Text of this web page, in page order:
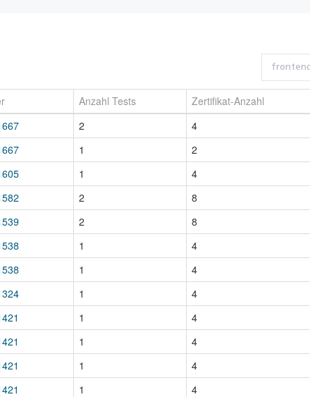
Anzahl Tests Zertifikat-Anzahl
2 4
1 2
1 4
2 8
2 8
1 4
1 4
1 4
1 4
1 4
1 4
1 4